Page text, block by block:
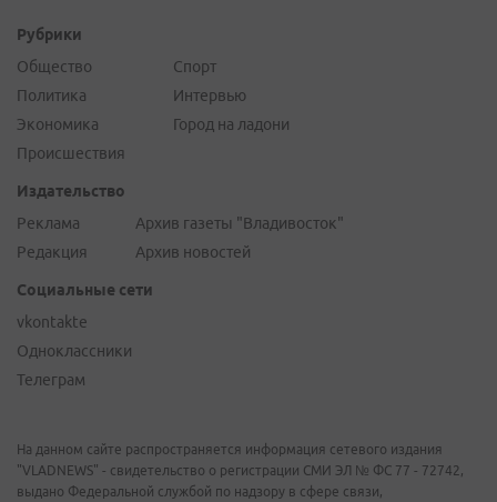
Рубрики
Общество
Политика
Экономика
Происшествия
Спорт
Интервью
Город на ладони
Издательство
Реклама
Редакция
Архив газеты "Владивосток"
Архив новостей
Социальные сети
vkontakte
Одноклассники
Телеграм
На данном сайте распространяется информация сетевого издания
"VLADNEWS" - свидетельство о регистрации СМИ ЭЛ № ФС 77 - 72742,
выдано Федеральной службой по надзору в сфере связи,